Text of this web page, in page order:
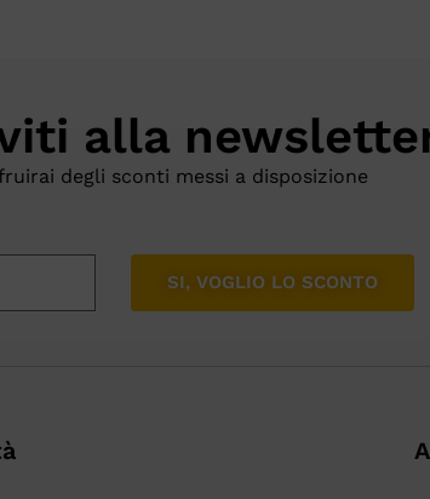
alla
degli sconti messi a disposizione
SI, VOGLIO LO SCONTO